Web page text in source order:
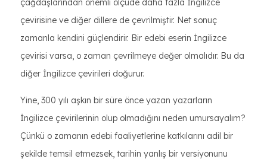
çağdaşlarından önemli ölçüde daha fazla İngilizce
çevirisine ve diğer dillere de çevrilmiştir. Net sonuç
zamanla kendini güçlendirir. Bir edebi eserin İngilizce
çevirisi varsa, o zaman çevrilmeye değer olmalıdır. Bu da
diğer İngilizce çevirileri doğurur.
Yine, 300 yılı aşkın bir süre önce yazan yazarların
İngilizce çevirilerinin olup olmadığını neden umursayalım?
Çünkü o zamanın edebi faaliyetlerine katkılarını adil bir
şekilde temsil etmezsek, tarihin yanlış bir versiyonunu